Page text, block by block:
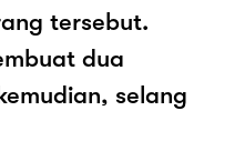
tersebut.
dua
selang